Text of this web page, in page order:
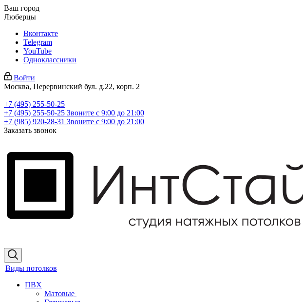
Ваш город
Люберцы
Вконтакте
Telegram
YouTube
Одноклассники
Войти
Москва, Перервинский бул. д.22, корп. 2
+7 (495) 255-50-25
+7 (495) 255-50-25 Звоните с 9:00 до 21:00
+7 (985) 920-28-31 Звоните с 9:00 до 21:00
Заказать звонок
Виды потолков
ПВХ
Матовые